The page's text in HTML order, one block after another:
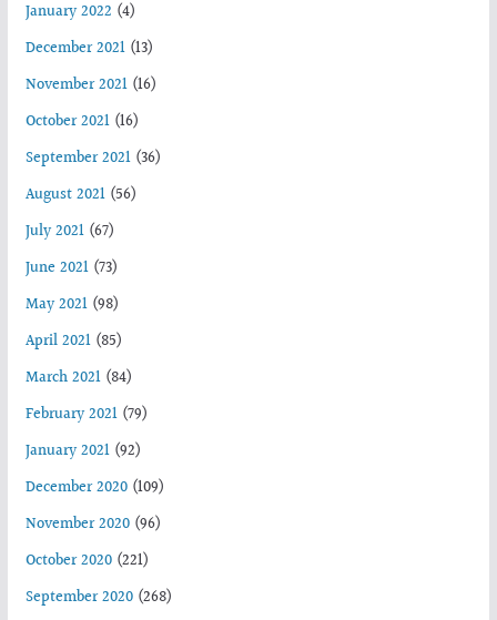
January 2022 (4)
December 2021(13)
November 2021(16)
October 2021(16)
September 2021(36)
August 2021(56)
July 2021(67)
June 2021(73)
May 2021(98)
April 2021(85)
March 2021(84)
February 2021(79)
January 2021(92)
December 2020(109)
November 2020(96)
October 2020(221)
September 2020(268)